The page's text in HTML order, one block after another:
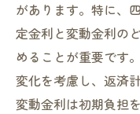
があります。特に、
定金利と変動金利の
めることが重要です
変化を考慮し、返済
変動金利は初期負担